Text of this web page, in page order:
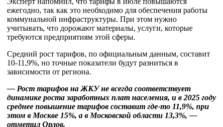
ежегодно, так как это необходимо для обеспечения работы
коммунальной инфраструктуры. При этом нужно
учитывать, что дорожают материалы, услуги, которые
требуются предприятиям этой сферы.
Средний рост тарифов, по официальным данным, составит
10-11,9%, но точные показатели будут разниться в
зависимости от региона.
— Рост тарифов на ЖКУ не всегда соответствует
динамике роста заработных плат населения, и в 2025 году
среднее повышение тарифов составит где-то 11,9%, при
этом в Москве 15%, а в Московской области 13,3%, —
отметил Орлов.